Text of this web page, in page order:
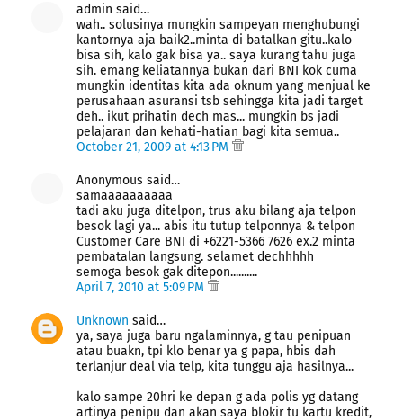
admin said…
wah.. solusinya mungkin sampeyan menghubungi
kantornya aja baik2..minta di batalkan gitu..kalo
bisa sih, kalo gak bisa ya.. saya kurang tahu juga
sih. emang keliatannya bukan dari BNI kok cuma
mungkin identitas kita ada oknum yang menjual ke
perusahaan asuransi tsb sehingga kita jadi target
deh.. ikut prihatin dech mas... mungkin bs jadi
pelajaran dan kehati-hatian bagi kita semua..
October 21, 2009 at 4:13 PM
Anonymous said…
samaaaaaaaaaa
tadi aku juga ditelpon, trus aku bilang aja telpon
besok lagi ya... abis itu tutup telponnya & telpon
Customer Care BNI di +6221-5366 7626 ex.2 minta
pembatalan langsung. selamet dechhhhh
semoga besok gak ditepon..........
April 7, 2010 at 5:09 PM
Unknown said…
ya, saya juga baru ngalaminnya, g tau penipuan
atau buakn, tpi klo benar ya g papa, hbis dah
terlanjur deal via telp, kita tunggu aja hasilnya...
kalo sampe 20hri ke depan g ada polis yg datang
artinya penipu dan akan saya blokir tu kartu kredit,